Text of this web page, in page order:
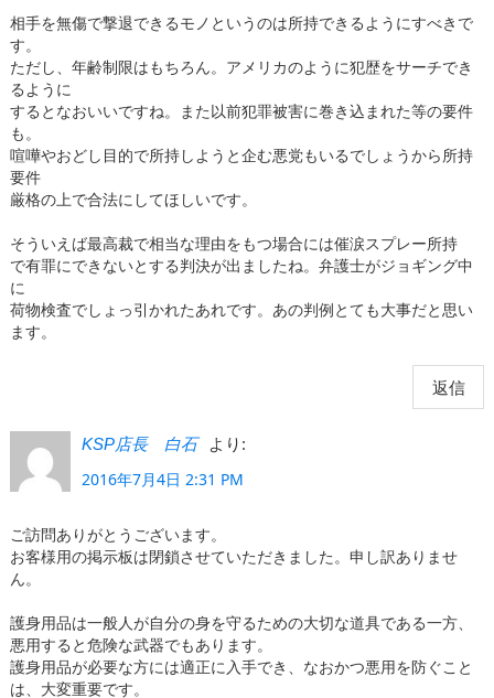
相手を無傷で撃退できるモノというのは所持できるようにすべきで
す。
ただし、年齢制限はもちろん。アメリカのように犯歴をサーチでき
るように
するとなおいいですね。また以前犯罪被害に巻き込まれた等の要件
も。
喧嘩やおどし目的で所持しようと企む悪党もいるでしょうから所持
要件
厳格の上で合法にしてほしいです。
そういえば最高裁で相当な理由をもつ場合には催涙スプレー所持
で有罪にできないとする判決が出ましたね。弁護士がジョギング中
に
荷物検査でしょっ引かれたあれです。あの判例とても大事だと思い
ます。
返信
KSP店長 白石 より:
2016年7月4日 2:31 PM
ご訪問ありがとうございます。
お客様用の掲示板は閉鎖させていただきました。申し訳ありませ
ん。
護身用品は一般人が自分の身を守るための大切な道具である一方、
悪用すると危険な武器でもあります。
護身用品が必要な方には適正に入手でき、なおかつ悪用を防ぐこと
は、大変重要です。